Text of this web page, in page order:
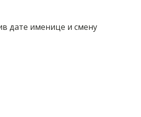
дате именице и смену